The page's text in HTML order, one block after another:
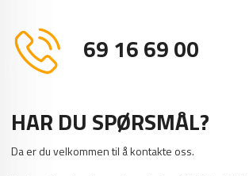
69 16 69 00
HAR DU SPØRSMÅL?
Da er du velkommen til å kontakte oss.